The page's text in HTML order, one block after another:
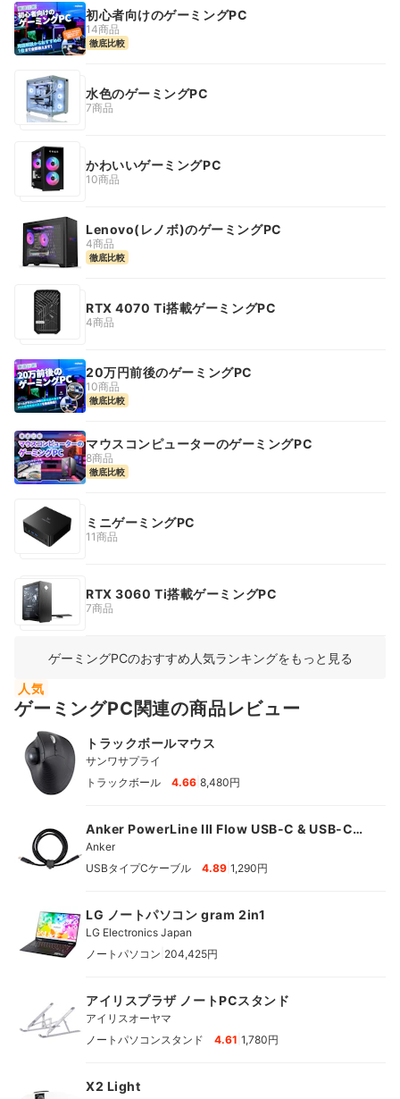
初心者向けのゲーミングPC
14商品
徹底比較
水色のゲーミングPC
7商品
かわいいゲーミングPC
10商品
Lenovo(レノボ)のゲーミングPC
4商品
徹底比較
RTX 4070 Ti搭載ゲーミングPC
4商品
20万円前後のゲーミングPC
10商品
徹底比較
マウスコンピューターのゲーミングPC
8商品
徹底比較
ミニゲーミングPC
11商品
RTX 3060 Ti搭載ゲーミングPC
7商品
ゲーミングPCのおすすめ人気ランキングをもっと見る
人気
ゲーミングPC関連の商品レビュー
トラックボールマウス
サンワサプライ
トラックボール
4.66 8,480円
Anker PowerLine III Flow USB-C & USB-C
ケーブル
Anker
USBタイプCケーブル
4.89 1,290円
LG ノートパソコン gram 2in1
LG Electronics Japan
ノートパソコン 204,425円
アイリスプラザ ノートPCスタンド
アイリスオーヤマ
ノートパソコンスタンド
4.61 1,780円
X2 Light